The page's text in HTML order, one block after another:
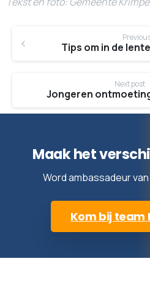
Reading
Next post
Maak het
Word ambassadeur
Kom bij team